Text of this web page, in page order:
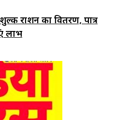
राशन का वितरण, पात्र
लाभ